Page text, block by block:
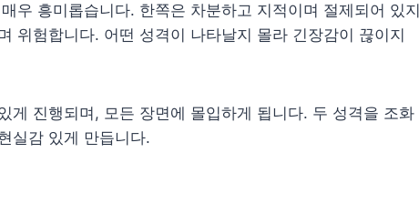
우 흥미롭습니다. 한쪽은 차분하고 지적이며 절제되어 있지
위험합니다. 어떤 성격이 나타날지 몰라 긴장감이 끊이지
게 진행되며, 모든 장면에 몰입하게 됩니다. 두 성격을 조화
실감 있게 만듭니다.